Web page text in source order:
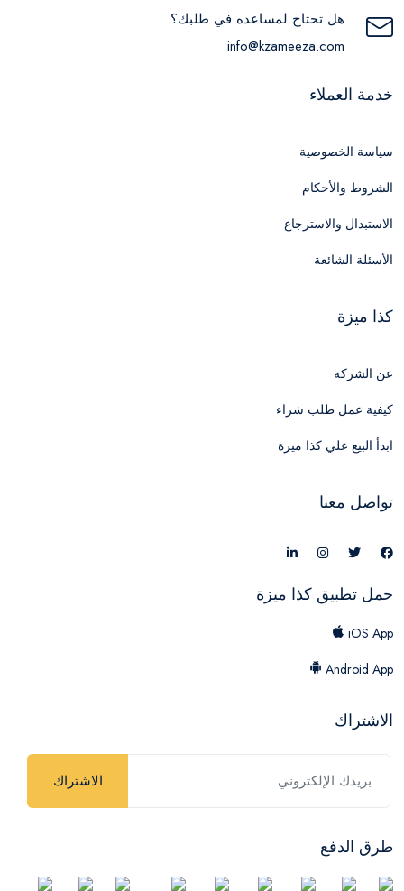
هل تحتاج لمساعده في طلبك؟
info@kzameeza.com
خدمة العملاء
سياسة الخصوصية
الشروط والأحكام
الاستبدال والاسترجاع
الأسئلة الشائعة
كذا ميزة
عن الشركة
كيفية عمل طلب شراء
ابدأ البيع علي كذا ميزة
تواصل معنا
حمل تطبيق كذا ميزة
iOS App
Android App
الاشتراك
الاشتراك
طرق الدفع